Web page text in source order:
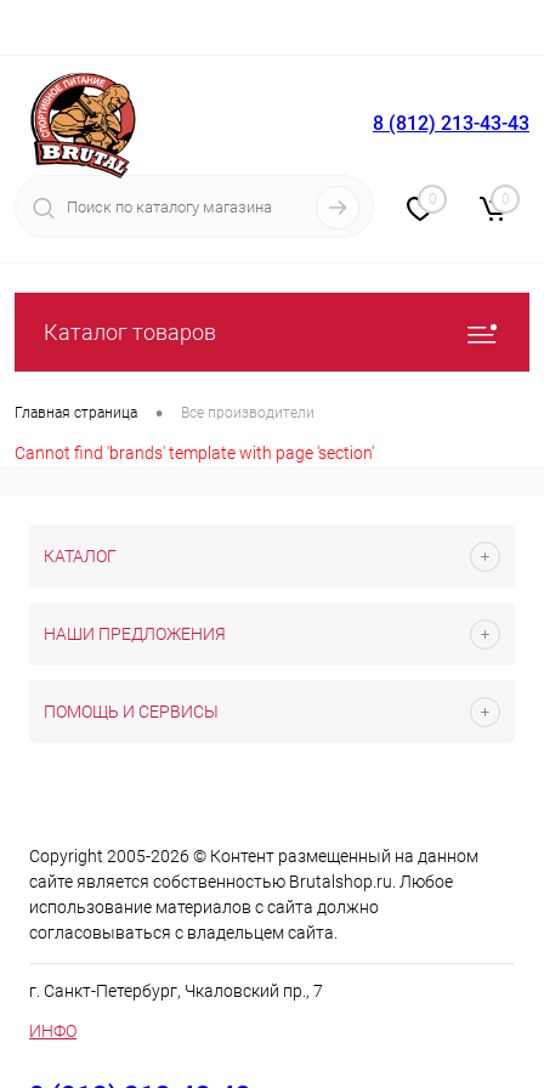
Вход Регистрация
8 (812) 213-43-43
0 0
Каталог товаров
Главная страница • Все производители
Cannot find 'brands' template with page 'section'
КАТАЛОГ
НАШИ ПРЕДЛОЖЕНИЯ
ПОМОЩЬ И СЕРВИСЫ
Copyright 2005-2026 © Контент размещенный на данном
сайте является cобственностью Brutalshop.ru. Любое
использование материалов с сайта должно
согласовываться с владельцем сайта.
г. Санкт-Петербург, Чкаловский пр., 7
ИНФО